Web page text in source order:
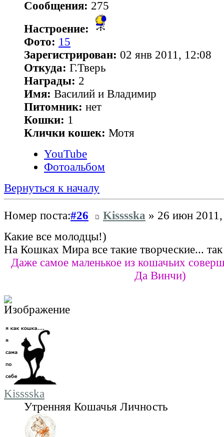
Сообщения: 275
Настроение:
Фото: 15
Зарегистрирован: 02 янв 2011, 12:08
Откуда: Г.Тверь
Награды: 2
Имя: Василий и Владимир
Питомник: нет
Кошки: 1
Клички кошек: Мотя
YouTube
Фотоальбом
Вернуться к началу
Номер поста:#26 Kisssska » 26 июн
Какие все молодцы!)
На Кошках Мира все такие творческие...
Даже самое маленькое из кошачьих
Да Винчи)
Kisssska
Утренняя Кошачья Личность